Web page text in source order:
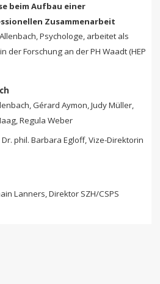
beim Aufbau einer
Zusammenarbeit
Psychologe, arbeitet als
der Forschung an der PH Waadt (HEP
Gérard Aymon, Judy Müller,
Regula Weber
phil. Barbara Egloff, Vize-Direktorin
Lanners, Direktor SZH/CSPS